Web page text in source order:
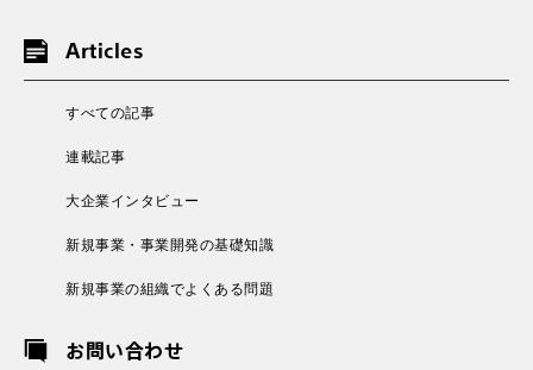
Articles
すべての記事
連載記事
大企業インタビュー
新規事業・事業開発の基礎知識
新規事業の組織でよくある問題
お問い合わせ